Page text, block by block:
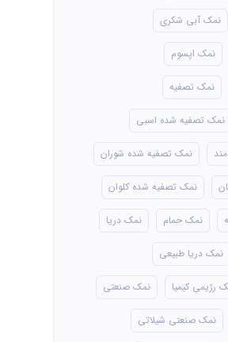
نمک آبی شکری
نمک اپسوم
نمک تصفیه
نمک تصفیه شده اسبی
نمک تصفیه شده شوران
نمک تصفیه شده کلوان
نمک حمام نمک دریا
نمک دریا طبیعی
رژیمی کیمیا نمک صنعتی
نمک صنعتی شیلاتی